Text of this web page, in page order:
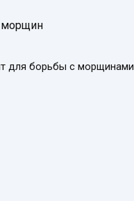
морщин
для борьбы с морщинами